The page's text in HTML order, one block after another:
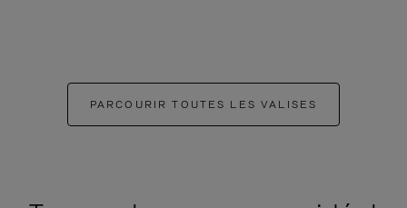
PARCOURIR TOUTES LES VALISES